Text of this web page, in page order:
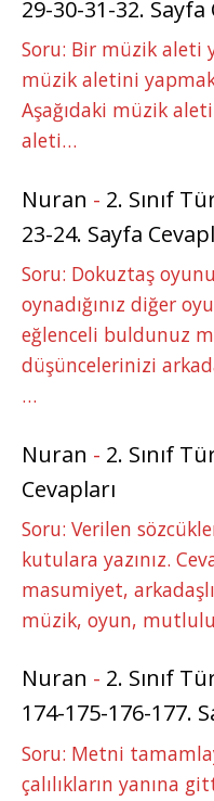
29-30-31-32. Sayfa
Soru: Bir müzik aleti
müzik aletini
Aşağıdaki müzik
aleti…
Nuran - 2. Sınıf
23-24. Sayfa
Soru: Dokuztaş
oynadığınız diğer
eğlenceli buldunuz
düşüncelerinizi
…
Nuran - 2. Sınıf
Cevapları
Soru: Verilen
kutulara yazınız.
masumiyet,
müzik, oyun,
Nuran - 2. Sınıf
174-175-176-177.
Soru: Metni
çalılıkların yanına